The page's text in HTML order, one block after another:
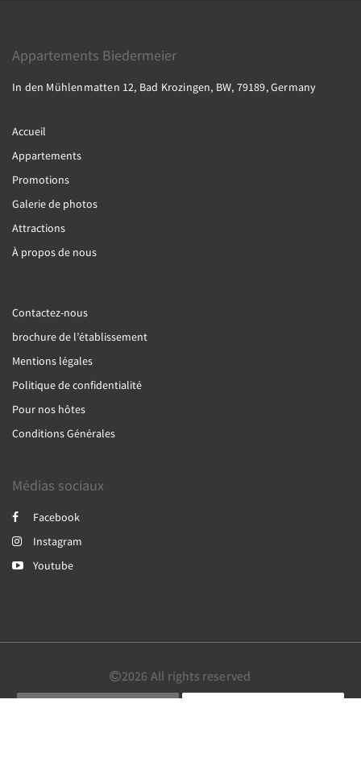
Appartements Biedermeier
In den Mühlenmatten 12, Bad Krozingen, BW, 79189, Germany
Accueil
Appartements
Promotions
Galerie de photos
Attractions
À propos de nous
Contactez-nous
brochure de l’établissement
Mentions légales
Politique de confidentialité
Pour nos hôtes
Conditions Générales
Médias sociaux
Facebook
Instagram
Youtube
2026 All rights reserved
English